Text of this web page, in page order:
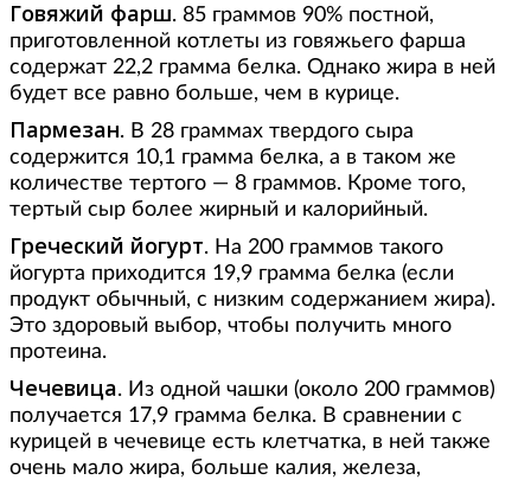
Говяжий фарш. 85 граммов 90% постной,
приготовленной котлеты из говяжьего фарша
содержат 22,2 грамма белка. Однако жира в ней
будет все равно больше, чем в курице.
Пармезан. В 28 граммах твердого сыра
содержится 10,1 грамма белка, а в таком же
количестве тертого — 8 граммов. Кроме того,
тертый сыр более жирный и калорийный.
Греческий йогурт. На 200 граммов такого
йогурта приходится 19,9 грамма белка (если
продукт обычный, с низким содержанием жира).
Это здоровый выбор, чтобы получить много
протеина.
Чечевица. Из одной чашки (около 200 граммов)
получается 17,9 грамма белка. В сравнении с
курицей в чечевице есть клетчатка, в ней также
очень мало жира, больше калия, железа,